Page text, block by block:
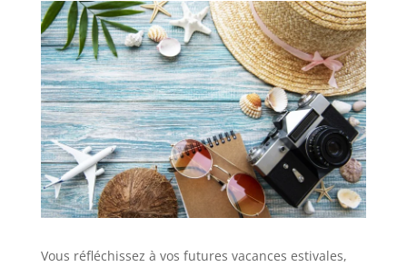
Vous réfléchissez à vos futures vacances estivales,